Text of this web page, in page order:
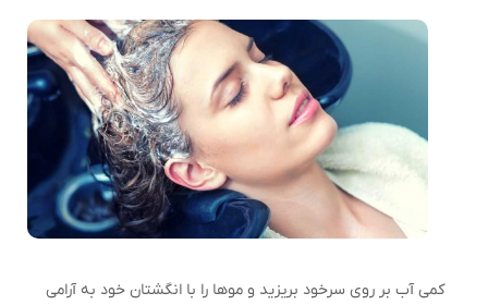
کمی آب بر روی سرخود بریزید و مو‌ها را با انگشتان خود به آرامی